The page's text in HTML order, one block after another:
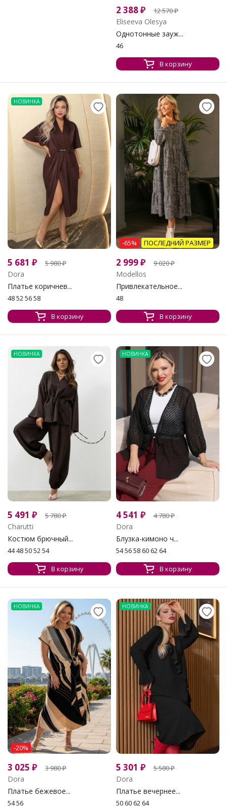
2 388₽ 12 570₽
Eliseeva Olesya
Однотонные зауж...
46
В корзину
НОВИНКА
5 681 ₽ 5 980₽
Dora
Платье коричнев...
48 52 56 58
В корзину
-65% ПОСЛЕДНИЙ РАЗМЕР
2 999₽ 9 020₽
Modellos
Привлекательное...
48
В корзину
НОВИНКА
5 491 ₽ 5 780₽
Charutti
Костюм брючный...
44 48 50 52 54
В корзину
НОВИНКА
4 541 ₽ 4 780₽
Dora
Блузка-кимоно ч...
54 56 58 60 62 64
В корзину
НОВИНКА
-20%
3 025 ₽ 3 980₽
Dora
Платье бежевое...
54 56
НОВИНКА
5 301 ₽ 5 580₽
Dora
Платье вечернее...
50 60 62 64